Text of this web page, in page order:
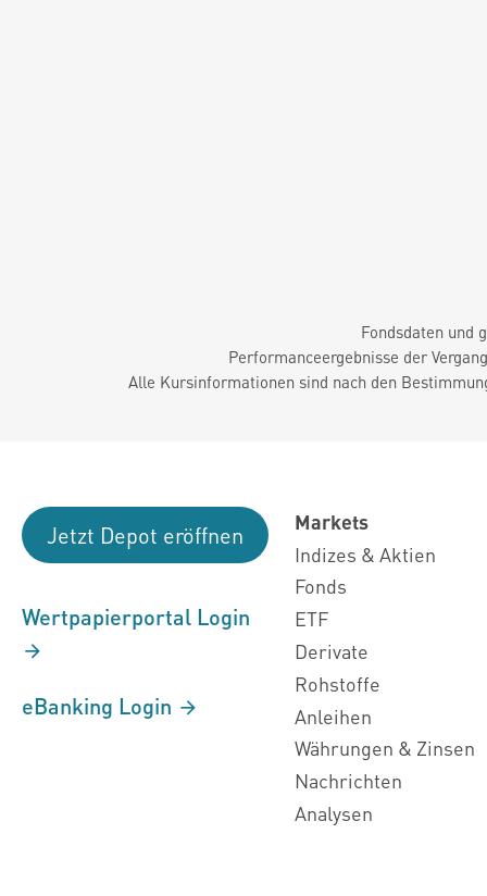
Fondsdaten und
Performanceergebnisse der
Alle Kursinformationen sind nach den
Jetzt Depot eröffnen
Wertpapierportal Login
eBanking Login
Markets
Indizes & Aktien
Fonds
ETF
Derivate
Rohstoffe
Anleihen
Währungen & Zinsen
Nachrichten
Analysen